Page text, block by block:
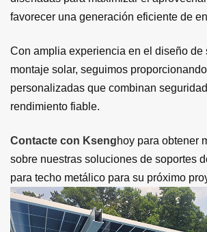
favorecer una generación eficiente de
Con amplia experiencia en el diseño de
montaje solar, seguimos
personalizadas que combinan
rendimiento fiable.
Contacte con Ksenghoy para obtener
sobre nuestras soluciones de soportes
para techo metálico para su próximo